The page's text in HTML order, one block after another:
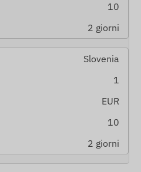
10
2 giorni
Slovenia
1
EUR
10
2 giorni